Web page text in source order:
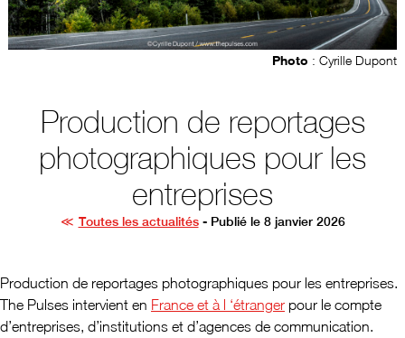
Photo : Cyrille Dupont
Production de reportages
photographiques pour les
entreprises
Toutes les actualités- Publié le 8 janvier 2026
Production de reportages photographiques pour les entreprises.
The Pulses intervient en France et à l ‘étranger pour le compte
d’entreprises, d’institutions et d’agences de communication.